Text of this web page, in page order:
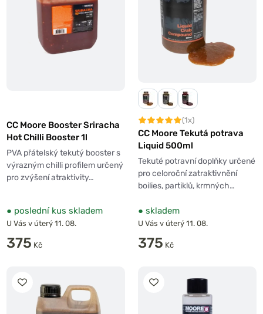
CC Moore Booster Sriracha
Hot Chilli Booster 1l
PVA přátelský tekutý booster s
výrazným chilli profilem určený
pro zvýšení atraktivity…
● poslední kus skladem
U Vás v úterý 11. 08.
375 Kč
(1x)
CC Moore Tekutá potrava
Liquid 500ml
Tekuté potravní doplňky určené
pro celoroční zatraktivnění
boilies, partiklů, krmných…
● skladem
U Vás v úterý 11. 08.
375 Kč